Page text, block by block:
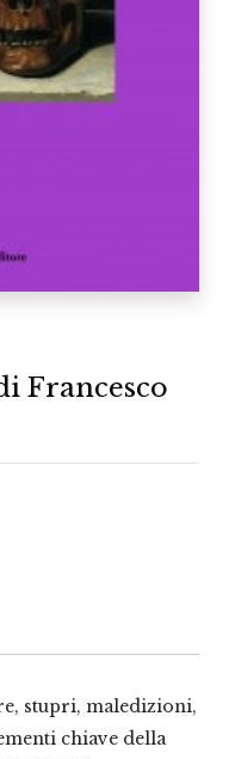
Francesco
stupri, maledizioni,
chiave della